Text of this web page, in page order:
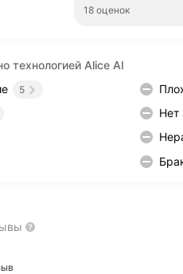
18 оценок
технологией Alice AI
5
Нет